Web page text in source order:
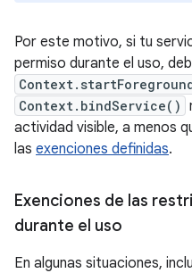
Por este motivo, si tu
permiso durante el uso,
Context.bindService()
actividad visible, a menos
las exenciones definidas.
Exenciones de las
durante el uso
En algunas situaciones,